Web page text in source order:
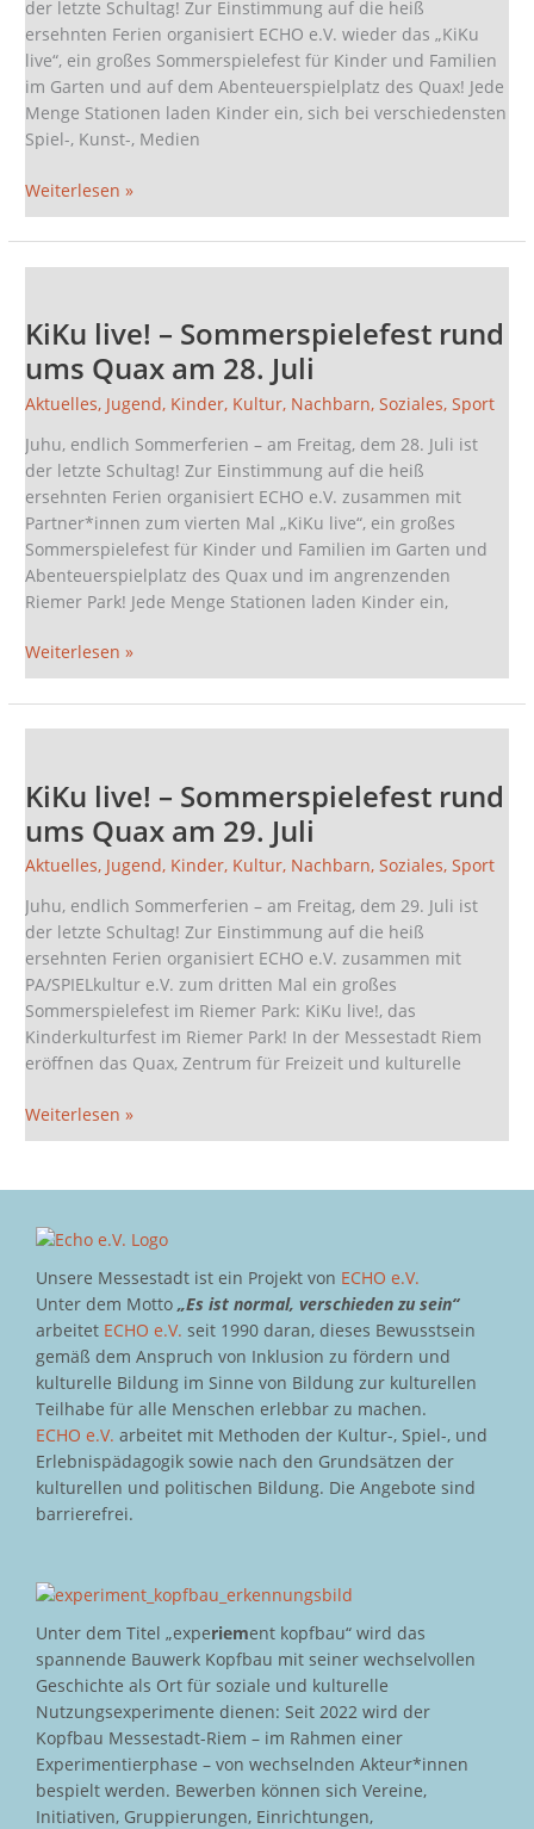
der letzte Schultag! Zur Einstimmung auf die heiß
ersehnten Ferien organisiert ECHO e.V. wieder das „KiKu
live“, ein großes Sommerspielefest für Kinder und Familien
im Garten und auf dem Abenteuerspielplatz des Quax! Jede
Menge Stationen laden Kinder ein, sich bei verschiedensten
Spiel-, Kunst-, Medien
Weiterlesen »
KiKu live! – Sommerspielefest rund
ums Quax am 28. Juli
Aktuelles, Jugend, Kinder, Kultur, Nachbarn,Soziales,Sport
Juhu, endlich Sommerferien – am Freitag, dem 28. Juli ist
der letzte Schultag! Zur Einstimmung auf die heiß
ersehnten Ferien organisiert ECHO e.V. zusammen mit
Partner*innen zum vierten Mal „KiKu live“, ein großes
Sommerspielefest für Kinder und Familien im Garten und
Abenteuerspielplatz des Quax und im angrenzenden
Riemer Park! Jede Menge Stationen laden Kinder ein,
–
Sommerspielefest
rund
ums
Quax
am
Juli
Weiterlesen »
KiKu live! – Sommerspielefest rund
ums Quax am 29. Juli
Aktuelles, Jugend, Kinder, Kultur, Nachbarn,Soziales,Sport
Juhu, endlich Sommerferien – am Freitag, dem 29. Juli ist
der letzte Schultag! Zur Einstimmung auf die heiß
ersehnten Ferien organisiert ECHO e.V. zusammen mit
PA/SPIELkultur e.V. zum dritten Mal ein großes
Sommerspielefest im Riemer Park: KiKu live!, das
Kinderkulturfest im Riemer Park! In der Messestadt Riem
eröffnen das Quax, Zentrum für Freizeit und kulturelle
–
Sommerspielefest
rund
ums
Quax
am
29.
Juli
Weiterlesen »
Unsere Messestadt ist ein Projekt von ECHO e.V.
Unter dem Motto „Es ist normal, verschieden zu sein“
arbeitet ECHO e.V. seit 1990 daran, dieses Bewusstsein
gemäß dem Anspruch von Inklusion zu fördern und
kulturelle Bildung im Sinne von Bildung zur kulturellen
Teilhabe für alle Menschen erlebbar zu machen.
ECHO e.V. arbeitet mit Methoden der Kultur-, Spiel-, und
Erlebnispädagogik sowie nach den Grundsätzen der
kulturellen und politischen Bildung. Die Angebote sind
barrierefrei.
Unter dem Titel „experiement kopfbau“ wird das
spannende Bauwerk Kopfbau mit seiner wechselvollen
Geschichte als Ort für soziale und kulturelle
Nutzungsexperimente dienen: Seit 2022 wird der
Kopfbau Messestadt-Riem – im Rahmen einer
Experimentierphase – von wechselnden Akteur*innen
bespielt werden. Bewerben können sich Vereine,
Initiativen, Gruppierungen, Einrichtungen,